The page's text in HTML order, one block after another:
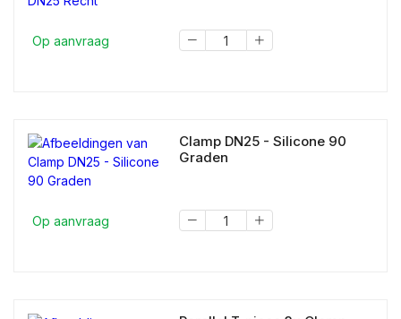
Op aanvraag
Op aanvraag
Clamp DN25 - Silicone 90
Graden